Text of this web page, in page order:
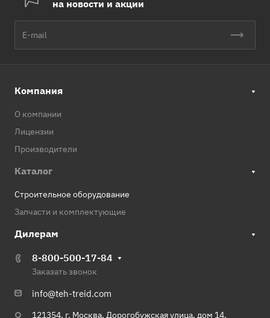
на новости и акции
Компания
О компании
Лицензии
Производители
Каталог
Строительное оборудование
Запчасти и комплектующие
Дилерам
8-800-500-17-84
Заказать звонок
info@teh-treid.com
121354, г. Москва, Дорогобужская улица, дом 14,